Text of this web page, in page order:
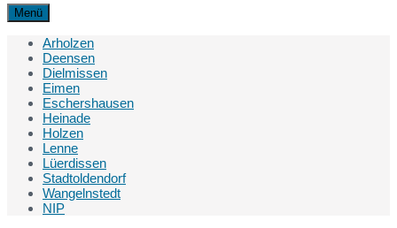
Menü
Arholzen
Deensen
Dielmissen
Eimen
Eschershausen
Heinade
Holzen
Lenne
Lüerdissen
Stadtoldendorf
Wangelnstedt
NIP